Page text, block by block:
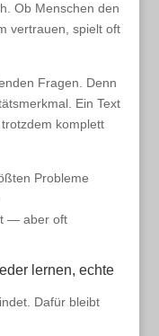
Ob Menschen den
vertrauen, spielt oft
Fragen. Denn
Ein Text
komplett
Probleme
— aber oft
lernen, echte
Dafür bleibt